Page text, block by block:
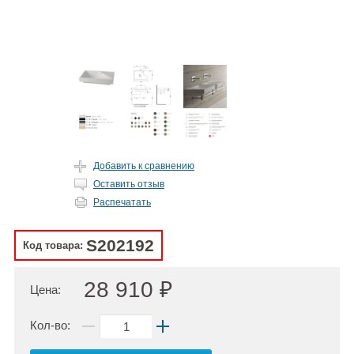
Добавить к сравнению
Оставить отзыв
Распечатать
Код товара: S202192
Цена: 28 910 ₽
Кол-во: